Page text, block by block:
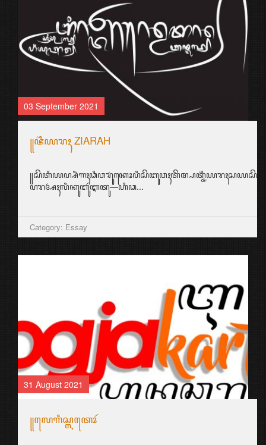
03 September 2021
꧋ꦗ꦳ꦶꦪꦫꦃ ZIARAH
ꦥꦫꦄꦃꦭꦶꦏꦸꦧꦸꦂꦆꦠꦸ—ꦲꦶꦣ...
Category: Essay
31 August 2021
꧋ꦭꦺꦒꦶꦱ꧀ꦭꦠꦺꦴꦂ